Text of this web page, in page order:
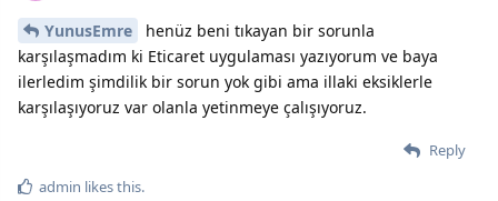
YunusEmre
henüz beni tıkayan bir sorunla
karşılaşmadım ki Eticaret uygulaması yazıyorum ve baya
ilerledim şimdilik bir sorun yok gibi ama illaki eksiklerle
karşılaşıyoruz var olanla yetinmeye çalışıyoruz.
Reply
admin likes this.